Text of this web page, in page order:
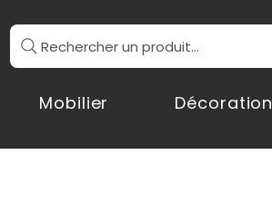
Rechercher un produit...
Mobilier Décoration